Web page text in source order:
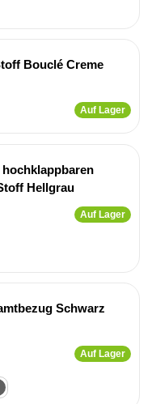
Bouclé Creme
Auf Lager
Hellgrau
Auf Lager
Schwarz
Auf Lager